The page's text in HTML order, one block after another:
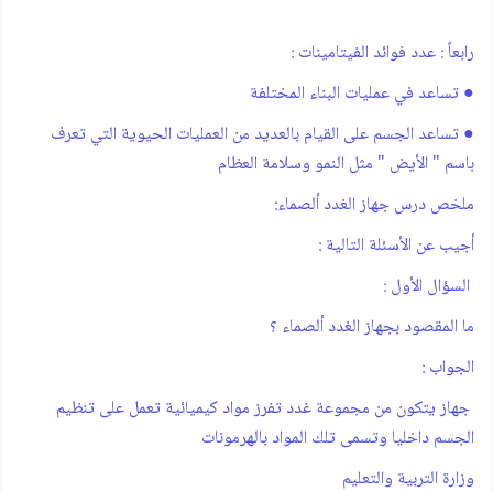
رابعاً : عدد فوائد الفيتامينات :
‫● تساعد في عمليات البناء المختلفة
‫● تساعد الجسم على القيام بالعديد من العمليات الحيوية التي تعرف
باسم " الأيض " مثل ‪ النمو وسلامة العظام
ملخص درس ‪ :جهاز الغدد ألصماء
أجيب عن الأسئلة التالية ‪:
‫ السؤال الأ‫ول ‪ :
ما المقصود بجهاز الغدد ألصماء ؟
‫الجواب :
‫ جهاز يتكون من مجموعة غدد تفرز مواد كيميائية تعمل على تنظيم‫
الجسم داخليا وتسمى تلك المواد بالهرمونات
وزارة التربية والتعليم